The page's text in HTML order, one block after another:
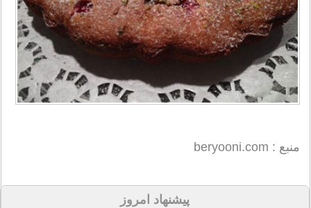
منبع : beryooni.com
پیشنهاد امروز